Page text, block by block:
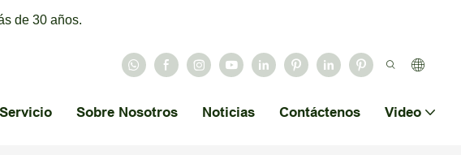
de 30 años.
Servicio Sobre Nosotros Noticias Contáctenos Video